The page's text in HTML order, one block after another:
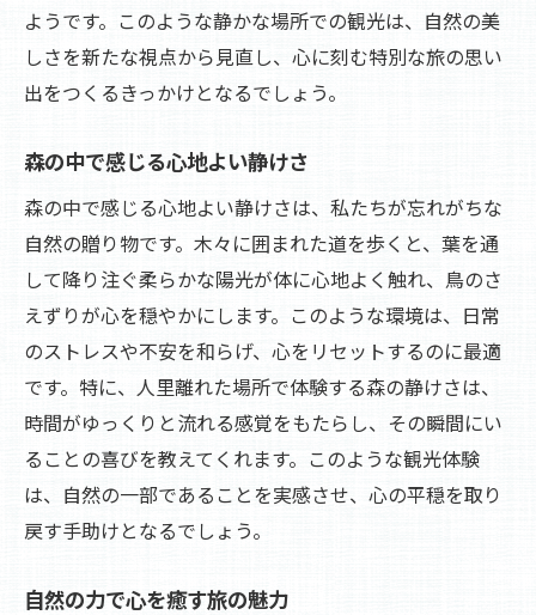
ようです。このような静かな場所での観光は、自然の美
しさを新たな視点から見直し、心に刻む特別な旅の思い
出をつくるきっかけとなるでしょう。
森の中で感じる心地よい静けさ
森の中で感じる心地よい静けさは、私たちが忘れがちな
自然の贈り物です。木々に囲まれた道を歩くと、葉を通
して降り注ぐ柔らかな陽光が体に心地よく触れ、鳥のさ
えずりが心を穏やかにします。このような環境は、日常
のストレスや不安を和らげ、心をリセットするのに最適
です。特に、人里離れた場所で体験する森の静けさは、
時間がゆっくりと流れる感覚をもたらし、その瞬間にい
ることの喜びを教えてくれます。このような観光体験
は、自然の一部であることを実感させ、心の平穏を取り
戻す手助けとなるでしょう。
自然の力で心を癒す旅の魅力